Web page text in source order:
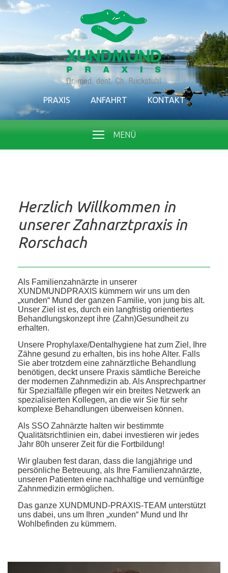
PRAXIS ANFAHRT KONTAKT
MENÜ
Herzlich Willkommen in
unserer Zahnarztpraxis in
Rorschach
Als Familienzahnärzte in unserer
XUNDMUNDPRAXIS kümmern wir uns um den
„xunden“ Mund der ganzen Familie, von jung bis alt.
Unser Ziel ist es, durch ein langfristig orientiertes
Behandlungskonzept ihre (Zahn)Gesundheit zu
erhalten.
Unsere Prophylaxe/Dentalhygiene hat zum Ziel, Ihre
Zähne gesund zu erhalten, bis ins hohe Alter. Falls
Sie aber trotzdem eine zahnärztliche Behandlung
benötigen, deckt unsere Praxis sämtliche Bereiche
der modernen Zahnmedizin ab. Als Ansprechpartner
für Spezialfälle pflegen wir ein breites Netzwerk an
spezialisierten Kollegen, an die wir Sie für sehr
komplexe Behandlungen überweisen können.
Als SSO Zahnärzte halten wir bestimmte
Qualitätsrichtlinien ein, dabei investieren wir jedes
Jahr 80h unserer Zeit für die Fortbildung!
Wir glauben fest daran, dass die langjährige und
persönliche Betreuung, als Ihre Familienzahnärzte,
unseren Patienten eine nachhaltige und vernünftige
Zahnmedizin ermöglichen.
Das ganze XUNDMUND-PRAXIS-TEAM unterstützt
uns dabei, uns um Ihren „xunden“ Mund und Ihr
Wohlbefinden zu kümmern.